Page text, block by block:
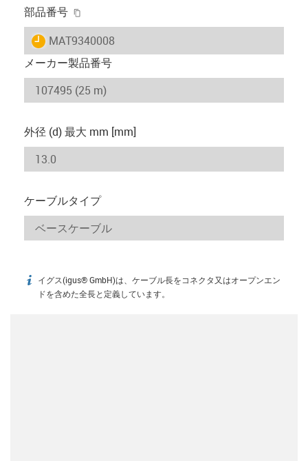
部品番号
igus-icon-lieferzeit
MAT9340008
メーカー製品番号
外径 (d) 最大 mm [mm]
ケーブルタイプ
igus-icon-info
イグス(igus® GmbH)は、ケーブル長をコネクタ又はオープンエン
ドを含めた全長と定義しています。